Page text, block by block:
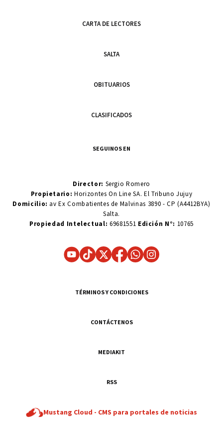
CARTA DE LECTORES
SALTA
OBITUARIOS
CLASIFICADOS
SEGUINOS EN
Director: Sergio Romero
Propietario:Horizontes On Line SA. El Tribuno Jujuy
Domicilio: av Ex Combatientes de Malvinas 3890 - CP (A4412BYA)
Salta.
Propiedad Intelectual: 69681551 Edición N°: 10765
TÉRMINOS Y CONDICIONES
CONTÁCTENOS
MEDIAKIT
RSS
Mustang Cloud - CMS para portales de noticias